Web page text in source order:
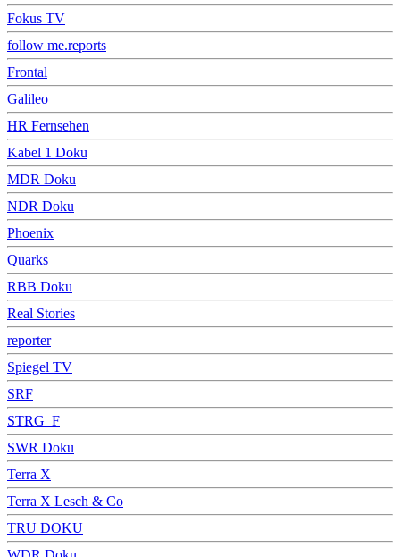
Fokus TV
follow me.reports
Frontal
Galileo
HR Fernsehen
Kabel 1 Doku
MDR Doku
NDR Doku
Phoenix
Quarks
RBB Doku
Real Stories
reporter
Spiegel TV
SRF
STRG_F
SWR Doku
Terra X
Terra X Lesch & Co
TRU DOKU